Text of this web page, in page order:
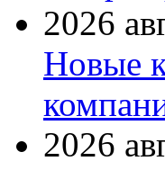
2026
Новые
2026